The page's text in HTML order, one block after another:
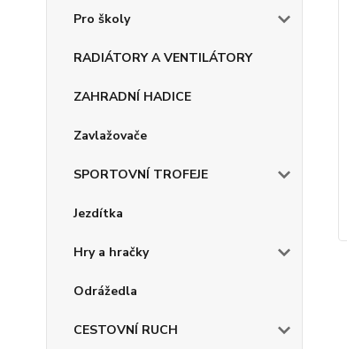
Pro školy
RADIÁTORY A VENTILÁTORY
ZAHRADNÍ HADICE
Zavlažovače
SPORTOVNÍ TROFEJE
Jezdítka
Hry a hračky
Odrážedla
CESTOVNÍ RUCH